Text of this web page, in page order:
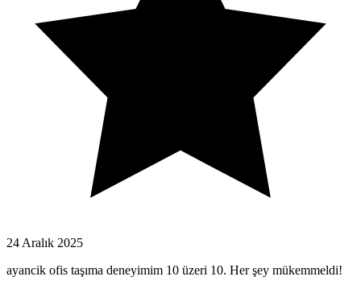
24 Aralık 2025
ayancik ofis taşıma deneyimim 10 üzeri 10. Her şey mükemmeldi!